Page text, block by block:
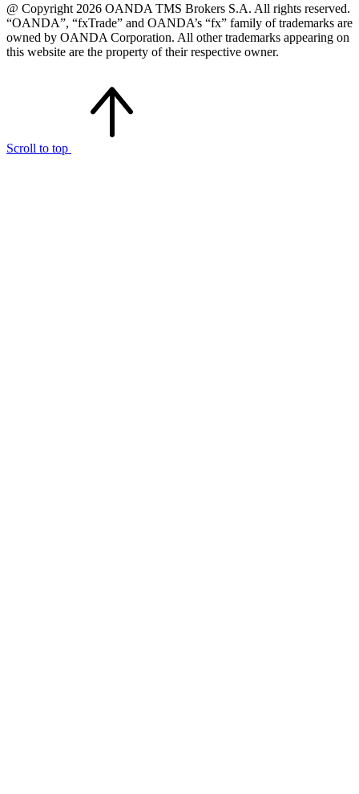
@ Copyright 2026 OANDA TMS Brokers S.A. All rights reserved.
“OANDA”, “fxTrade” and OANDA’s “fx” family of trademarks are
owned by OANDA Corporation. All other trademarks appearing on
this website are the property of their respective owner.
Scroll to top